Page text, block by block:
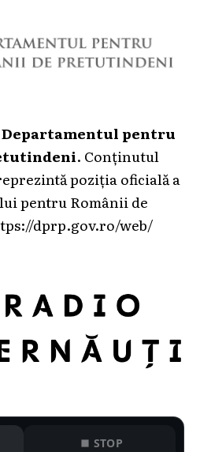
Departamentul pentru
. Conținutul
poziția oficială a
pentru Românii de
dprp.gov.ro/web/
STOP